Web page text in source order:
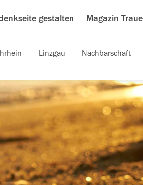
gestalten Magazin
Linzgau Nachbarschaft